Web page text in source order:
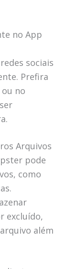
no App
sociais
Prefira
no
Arquivos
pode
como
excluído,
além